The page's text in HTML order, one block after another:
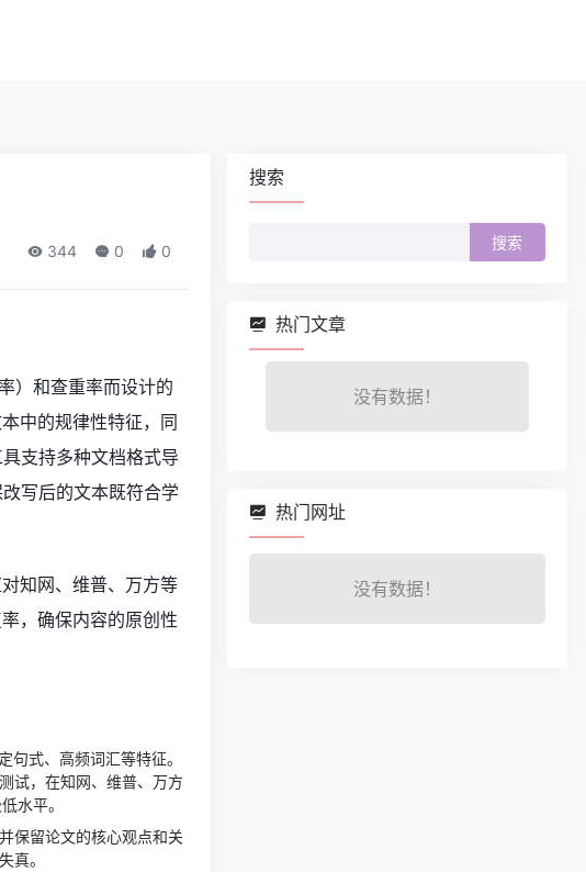
344 0 0
）和查重率而设计的
中的规律性特征，同
支持多种文档格式导
写后的文本既符合学
知网、维普、万方等
，确保内容的原创性
式、高频词汇等特征。
试，在知网、维普、万方
水平。
保留论文的核心观点和关
真。
搜索
热门文章
没有数据！
热门网址
没有数据！